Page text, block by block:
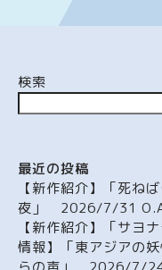
検索
最近の投稿
【新作紹介】「死ね
夜」 2026/7/31
【新作紹介】「サヨ
情報】「東アジアの